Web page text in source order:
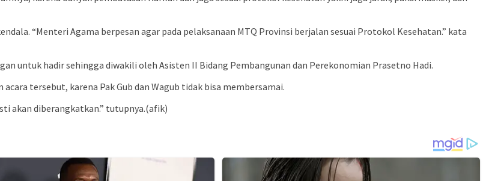
“Menteri Agama berpesan agar pada pelaksanaan MTQ Provinsi berjalan sesuai Protokol Kesehatan.” kata
untuk hadir sehingga diwakili oleh Asisten II Bidang Pembangunan dan Perekonomian Prasetno Hadi.
tersebut, karena Pak Gub dan Wagub tidak bisa membersamai.
akan diberangkatkan.” tutupnya.(afik)